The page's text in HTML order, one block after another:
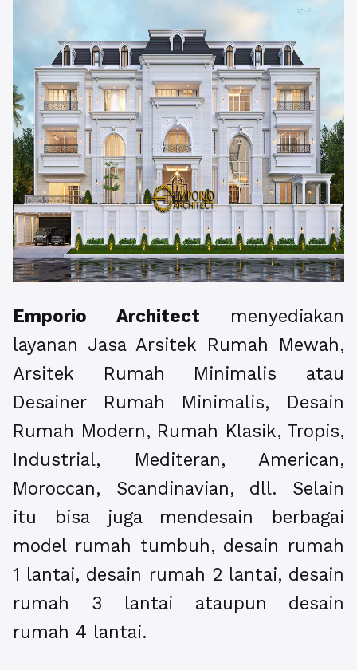
Emporio Architect menyediakan
layanan Jasa Arsitek Rumah Mewah,
Arsitek Rumah Minimalis atau
Desainer Rumah Minimalis, Desain
Rumah Modern, Rumah Klasik, Tropis,
Industrial, Mediteran, American,
Moroccan, Scandinavian, dll. Selain
itu bisa juga mendesain berbagai
model rumah tumbuh, desain rumah
1 lantai, desain rumah 2 lantai, desain
rumah 3 lantai ataupun desain
rumah 4 lantai.